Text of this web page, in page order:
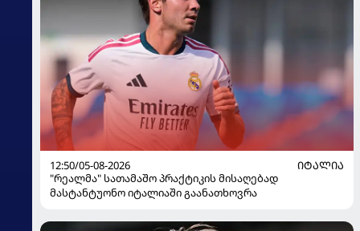
12:50/05-08-2026
ᲘᲢᲐᲚᲘᲐ
"რეალმა" სათამაშო პრაქტიკის მისაღებად
მასტანტუონო იტალიაში გაანათხოვრა